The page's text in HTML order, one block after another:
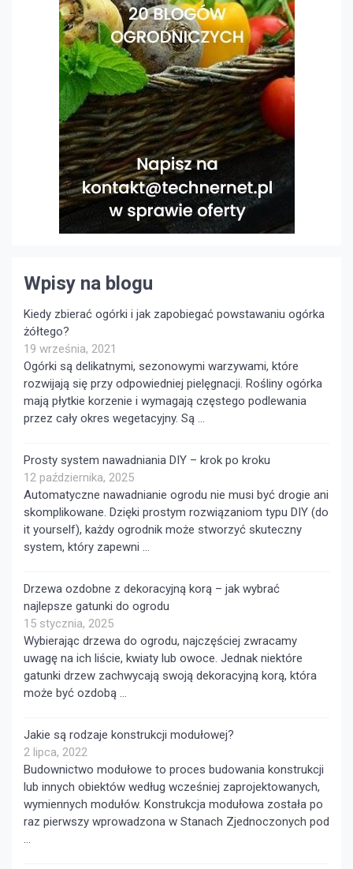
Wpisy na blogu
Kiedy zbierać ogórki i jak zapobiegać powstawaniu ogórka
żółtego?
19 września, 2021
Ogórki są delikatnymi, sezonowymi warzywami, które
rozwijają się przy odpowiedniej pielęgnacji. Rośliny ogórka
mają płytkie korzenie i wymagają częstego podlewania
przez cały okres wegetacyjny. Są …
Prosty system nawadniania DIY – krok po kroku
12 października, 2025
Automatyczne nawadnianie ogrodu nie musi być drogie ani
skomplikowane. Dzięki prostym rozwiązaniom typu DIY (do
it yourself), każdy ogrodnik może stworzyć skuteczny
system, który zapewni …
Drzewa ozdobne z dekoracyjną korą – jak wybrać
najlepsze gatunki do ogrodu
15 stycznia, 2025
Wybierając drzewa do ogrodu, najczęściej zwracamy
uwagę na ich liście, kwiaty lub owoce. Jednak niektóre
gatunki drzew zachwycają swoją dekoracyjną korą, która
może być ozdobą …
Jakie są rodzaje konstrukcji modułowej?
2 lipca, 2022
Budownictwo modułowe to proces budowania konstrukcji
lub innych obiektów według wcześniej zaprojektowanych,
wymiennych modułów. Konstrukcja modułowa została po
raz pierwszy wprowadzona w Stanach Zjednoczonych pod
…